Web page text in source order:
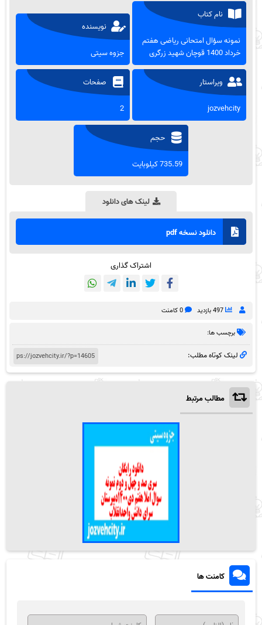
نام کتاب
نمونه سؤال امتحانی ریاضی هفتم
خرداد 1400 قوچان شهید زرگری
نویسنده
جزوه سیتی
ویراستار
jozvehcity
صفحات
2
حجم
735.59 کیلوبایت
لینک های دانلود
دانلود نسخه pdf
اشتراک گذاری
497 بازدید 0 کامنت
برچسب ها:
لینک کوتاه مطلب:
مطالب مرتبط
کامنت ها